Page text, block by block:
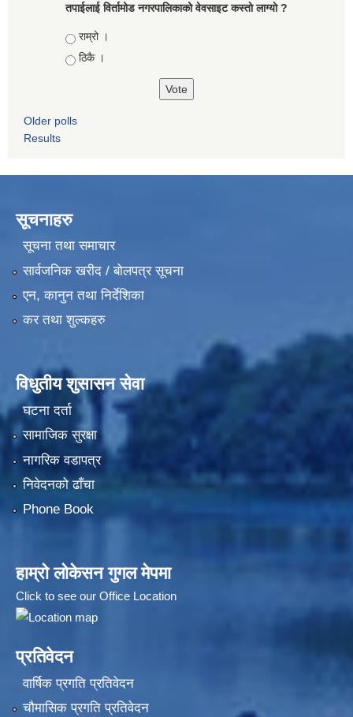
तपाईलाई विर्तामोड नगरपालिकाको वेवसाइट कस्ताे लाग्याे ?
Choices
राम्रो ।
ठिकै ।
Older polls
Results
सूचनाहरु
सूचना तथा समाचार
सार्वजनिक खरीद / बोलपत्र सूचना
एन, कानुन तथा निर्देशिका
कर तथा शुल्कहरु
विधुतीय शुसासन सेवा
घटना दर्ता
सामाजिक सुरक्षा
नागरिक वडापत्र
निवेदनको ढाँचा
Phone Book
हाम्रो लोकेसन गुगल मेपमा
Click to see our Office Location
प्रतिवेदन
वार्षिक प्रगति प्रतिवेदन
चौमासिक प्रगति प्रतिवेदन